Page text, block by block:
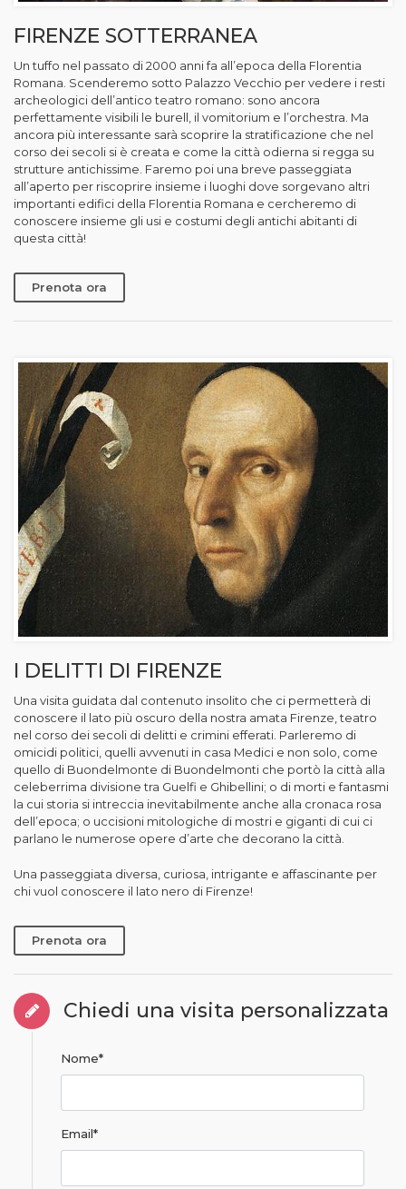
FIRENZE SOTTERRANEA
Un tuffo nel passato di 2000 anni fa all’epoca della Florentia
Romana. Scenderemo sotto Palazzo Vecchio per vedere i resti
archeologici dell’antico teatro romano: sono ancora
perfettamente visibili le burell, il vomitorium e l’orchestra. Ma
ancora più interessante sarà scoprire la stratificazione che nel
corso dei secoli si è creata e come la città odierna si regga su
strutture antichissime. Faremo poi una breve passeggiata
all’aperto per riscoprire insieme i luoghi dove sorgevano altri
importanti edifici della Florentia Romana e cercheremo di
conoscere insieme gli usi e costumi degli antichi abitanti di
questa città!
Prenota ora
I DELITTI DI FIRENZE
Una visita guidata dal contenuto insolito che ci permetterà di
conoscere il lato più oscuro della nostra amata Firenze, teatro
nel corso dei secoli di delitti e crimini efferati. Parleremo di
omicidi politici, quelli avvenuti in casa Medici e non solo, come
quello di Buondelmonte di Buondelmonti che portò la città alla
celeberrima divisione tra Guelfi e Ghibellini; o di morti e fantasmi
la cui storia si intreccia inevitabilmente anche alla cronaca rosa
dell’epoca; o uccisioni mitologiche di mostri e giganti di cui ci
parlano le numerose opere d’arte che decorano la città.
Una passeggiata diversa, curiosa, intrigante e affascinante per
chi vuol conoscere il lato nero di Firenze!
Prenota ora
Chiedi una visita personalizzata
Nome
Email